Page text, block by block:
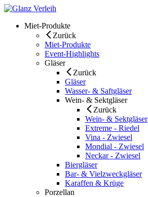
Skip
contentMiet-Produkte
Zurück
Miet-Produkte
Event-Highlights
Gläser
Zurück
Gläser
Wasser- & Saftgläser
Wein- & Sektgläser
Zurück
Wein- & Sektgläser
Extreme - Riedel
Vina - Zwiesel
Mondial - Zwiesel
Neckar - Zwiesel
Biergläser
Bar- & Vielzweckgläser
Karaffen & Krüge
Porzellan